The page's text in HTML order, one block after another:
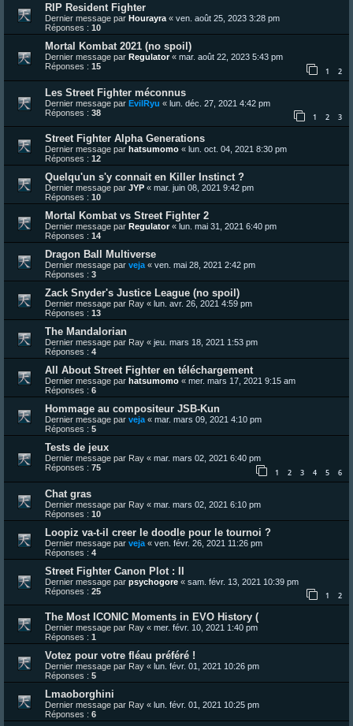
RIP Resident Fighter
Dernier message par Hourayra « ven. août 25, 2023 3:28 pm
Réponses : 10
Mortal Kombat 2021 (no spoil)
Dernier message par Regulator« mar. août 22, 2023 5:43 pm
Réponses : 15 1 2
Les Street Fighter méconnus
Dernier message par EvilRyu « lun. déc. 27, 2021 4:42 pm
Réponses : 38 1 2 3
Street Fighter Alpha Generations
Dernier message par hatsumomo « lun. oct. 04, 2021 8:30 pm
Réponses : 12
Quelqu'un s'y connait en Killer Instinct ?
Dernier message par JYP « mar. juin 08, 2021 9:42 pm
Réponses : 10
Mortal Kombat vs Street Fighter 2
Dernier message par Regulator« lun. mai 31, 2021 6:40 pm
Réponses : 14
Dragon Ball Multiverse
Dernier message par veja « ven. mai 28, 2021 2:42 pm
Réponses : 3
Zack Snyder's Justice League (no spoil)
Dernier message par Ray « lun. avr. 26, 2021 4:59 pm
Réponses : 13
The Mandalorian
Dernier message par Ray « jeu. mars 18, 2021 1:53 pm
Réponses : 4
All About Street Fighter en téléchargement
Dernier message par hatsumomo « mer. mars 17, 2021 9:15 am
Réponses : 6
Hommage au compositeur JSB-Kun
Dernier message par veja « mar. mars 09, 2021 4:10 pm
Réponses : 5
Tests de jeux
Dernier message par Ray « mar. mars 02, 2021 6:40 pm
Réponses : 75 1 2 3 4 5 6
Chat gras
Dernier message par Ray « mar. mars 02, 2021 6:10 pm
Réponses : 10
Loopiz va-t-il creer le doodle pour le tournoi ?
Dernier message par veja « ven. févr. 26, 2021 11:26 pm
Réponses : 4
Street Fighter Canon Plot : II
Dernier message par psychogore « sam. févr. 13, 2021 10:39 pm
Réponses : 25 1 2
The Most ICONIC Moments in EVO History (
Dernier message par Ray « mer. févr. 10, 2021 1:40 pm
Réponses : 1
Votez pour votre fléau préféré !
Dernier message par Ray « lun. févr. 01, 2021 10:26 pm
Réponses : 5
Lmaoborghini
Dernier message par Ray « lun. févr. 01, 2021 10:25 pm
Réponses : 6